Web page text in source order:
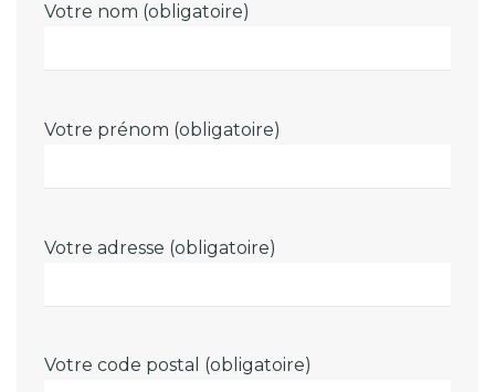
Votre nom (obligatoire)
Votre prénom (obligatoire)
Votre adresse (obligatoire)
Votre code postal (obligatoire)